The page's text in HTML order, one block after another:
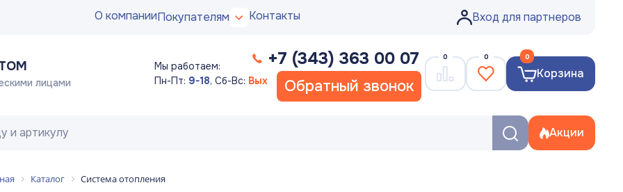
О компанииПокупателям Контакты Вход для партнеров
лицами
Мы работаем:
Пн-Пт: 9-18, Сб-Вс: Вых
+7 (343) 363 00 07
Обратный звонок
0 0
Корзина
0
Акции
Каталог Система отопления